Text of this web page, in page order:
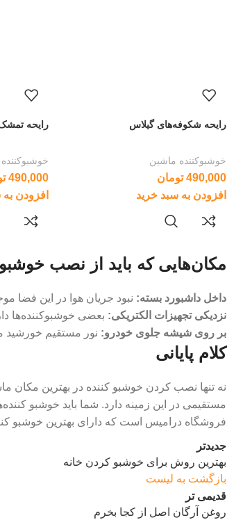
رایحه شکوفه‌های گیلاس
خوشبوکننده ماشین
490,000 تومان
افزودن به سبد خرید
رایحه
490,000
افزودن
مکان‌هایی که باید از نصب
داخل داشبورد بسته: نبود جریان هوا در این فضا
نزدیکی تجهیزات الکتریکی: بعضی خوشبوکننده‌ها
بر روی شیشه جلوی خودرو: نور مستقیم خورشید
کلام پایانی
نه تنها نصب کردن خوشبو کننده در بهترین مکان
مستقیمی در این زمینه دارد. شما باید خوشبو
فروشگاه درامیس است که دارای بهترین خوشبو
جدیدتر
بهترین روش برای خوشبو کردن خانه
بازگشت به لیست
قدیمی تر
روغن آرگان اصل از کجا بخرم